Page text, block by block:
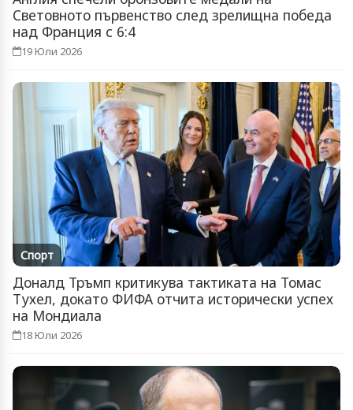
Световното първенство след зрелищна победа
над Франция с 6:4
19 Юли 2026
Спорт
Доналд Тръмп критикува тактиката на Томас
Тухел, докато ФИФА отчита исторически успех
на Мондиала
18 Юли 2026